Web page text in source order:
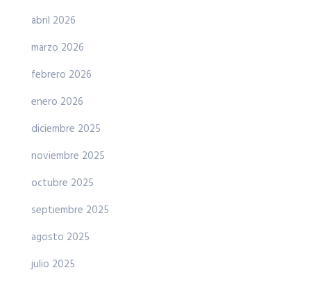
abril 2026
marzo 2026
febrero 2026
enero 2026
diciembre 2025
noviembre 2025
octubre 2025
septiembre 2025
agosto 2025
julio 2025